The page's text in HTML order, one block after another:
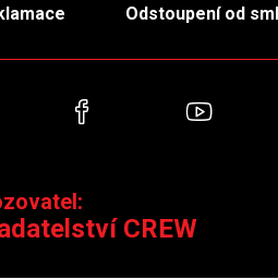
Odstoupení od
stránkyFacebook
CREW